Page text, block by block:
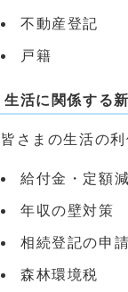
不動産登記
戸籍
生活に関係する
皆さまの生活の
給付金・定額
年収の壁対策
相続登記の申
森林環境税